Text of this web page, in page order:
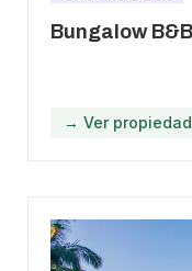
Bungalow
→ Ver propiedad